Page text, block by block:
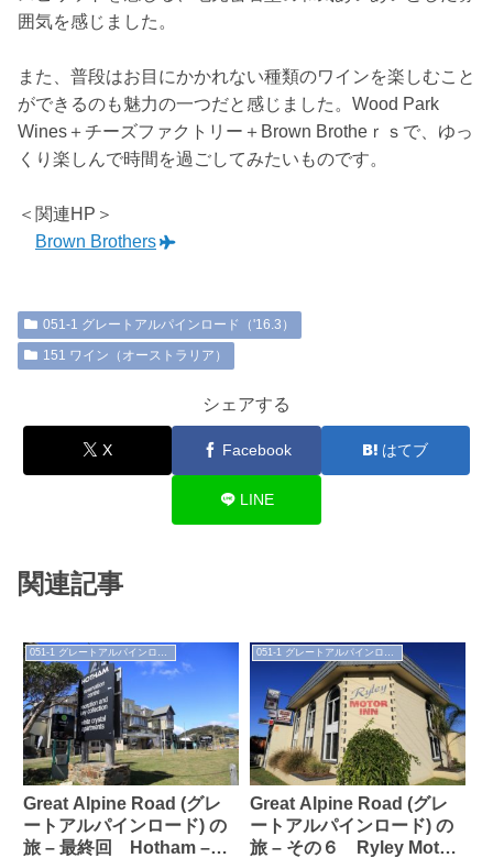
囲気を感じました。
また、普段はお目にかかれない種類のワインを楽しむこと
ができるのも魅力の一つだと感じました。Wood Park
Wines＋チーズファクトリー＋Brown Brotheｒｓで、ゆっ
くり楽しんで時間を過ごしてみたいものです。
＜関連HP＞
Brown Brothers
051-1 グレートアルパインロード（'16.3）
151 ワイン（オーストラリア）
シェアする
X Facebook はてブ
LINE
関連記事
Great Alpine Road (グレ
ートアルパインロード) の
旅 – 最終回 Hotham –
Great Alpine Road (グレ
ートアルパインロード) の
旅 – その６ Ryley Motor